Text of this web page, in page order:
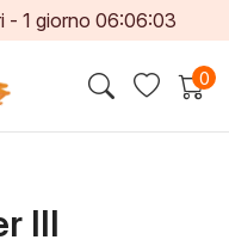
- 1 giorno 06:06:03
0
III